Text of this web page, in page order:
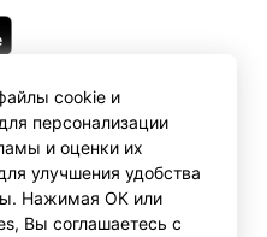
GetTransport®
Limited.
cookie и
персонализации
и оценки их
улучшения удобства
Нажимая ОК или
Вы соглашаетесь с